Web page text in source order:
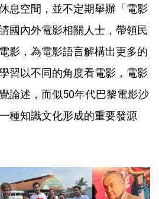
息空間，並不定期舉辦「電影
國內外電影相關人士，帶領民
影，為電影語言解構出更多的
習以不同的角度看電影，電影
論述，而似50年代巴黎電影沙
種知識文化形成的重要發源